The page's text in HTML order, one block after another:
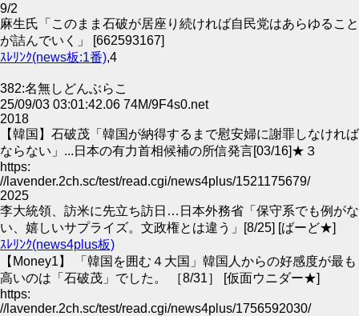
9/2
麻生氏「このまま石破が居座り続ければ自民党はあらゆること
が詰んでいく」 [662593167]
ｽﾚﾘﾝｸ(news板:1番),4
382:名無しどんぶらこ
25/09/03 03:01:42.06 74M/9F4s0.net
2018
【韓国】石破茂「韓国が納得するまで慰安婦に謝罪しなければ
ならない」...日本の有力首相候補の所信発言[03/16]★３
https:
//lavender.2ch.sc/test/read.cgi/news4plus/1521175679/
2025
李大統領、訪米に先立ち訪日…日本外務省「保守系でも例がな
い、嬉しいサプライズ。文政権とは違う」[8/25] [ばーど★]
ｽﾚﾘﾝｸ(news4plus板)
【Money1】 「韓国を囲む４大国」韓国人からの好感度が最も
高いのは「石破茂」でした。 ［8/31］ [仮面ウニダー★]
https:
//lavender.2ch.sc/test/read.cgi/news4plus/1756592030/